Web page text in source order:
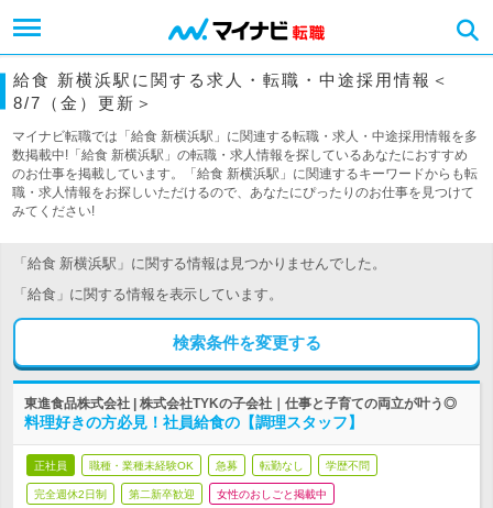
給食 新横浜駅に関する求人・転職・中途採用情報＜
8/7（金）更新＞
マイナビ転職では「給食 新横浜駅」に関連する転職・求人・中途採用情報を多
数掲載中!「給食 新横浜駅」の転職・求人情報を探しているあなたにおすすめ
のお仕事を掲載しています。「給食 新横浜駅」に関連するキーワードからも転
職・求人情報をお探しいただけるので、あなたにぴったりのお仕事を見つけて
みてください!
「給食 新横浜駅」に関する情報は見つかりませんでした。
「給食」に関する情報を表示しています。
検索条件を変更する
東進食品株式会社 | 株式会社TYKの子会社｜仕事と子育ての両立が叶う◎
料理好きの方必見！社員給食の【調理スタッフ】
正社員 職種・業種未経験OK 急募 転勤なし 学歴不問
完全週休2日制 第二新卒歓迎 女性のおしごと掲載中